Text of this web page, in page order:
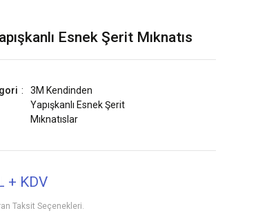
Esnek Şerit Mıknatıs
3M Kendinden
Yapışkanlı Esnek Şerit
Mıknatıslar
+ KDV
Taksit Seçenekleri.